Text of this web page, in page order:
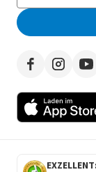
Erklärung zur
Presse
Leasing-Lexikon
Auto-Tests
Werben auf
Leasing-